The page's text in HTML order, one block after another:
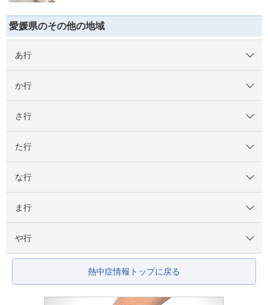
愛媛県のその他の地域
あ行
か行
さ行
た行
な行
ま行
や行
熱中症情報トップに戻る